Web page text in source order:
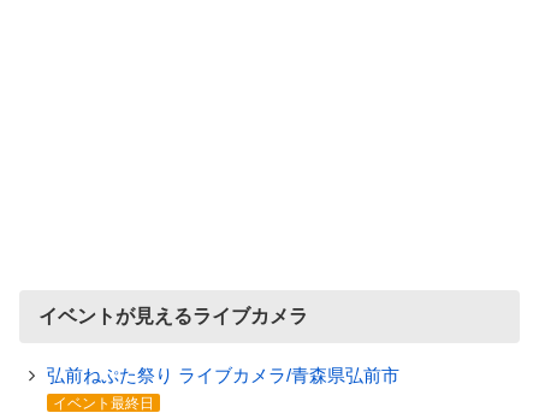
イベントが見えるライブカメラ
弘前ねぷた祭り ライブカメラ/青森県弘前市
イベント最終日